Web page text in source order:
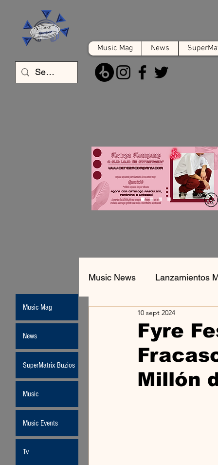
Music Mag News
Music News Lanzamientos
Fyre
Millón
10 sept 2024
Music Mag
News
SuperMatrix Buzios
Music
Music Events
Tv